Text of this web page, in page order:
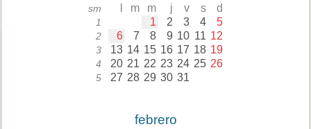
sm m m j v s d
1 1 2 3 4 5
2 6 7 8 9 10 11 12
3 13 14 15 16 17 18 19
4 20 21 22 23 24 25 26
5 27 28 29 30 31
febrero